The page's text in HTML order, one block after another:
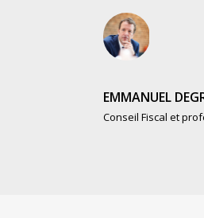
EMMANUEL
Conseil Fiscal et